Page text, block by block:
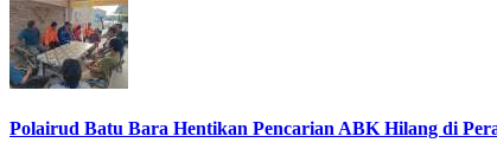
Polairud Batu Bara Hentikan Pencarian ABK Hilang di